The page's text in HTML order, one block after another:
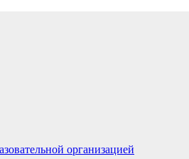
организацией